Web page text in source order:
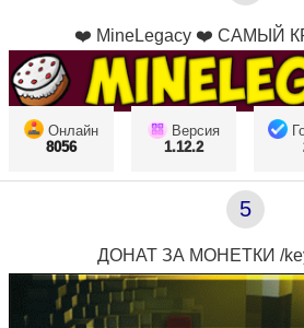
❤️ MineLegacy ❤️ САМЫЙ
Онлайн
8056
Версия
1.12.2
5
ДОНАТ ЗА МОНЕТКИ /